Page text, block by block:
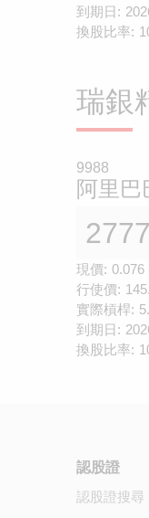
到期日:
換股比率:
瑞銀
9988
阿里巴
現價: 0.076
行使價:
實際槓桿:
到期日:
換股比率:
認股證
認股證搜尋